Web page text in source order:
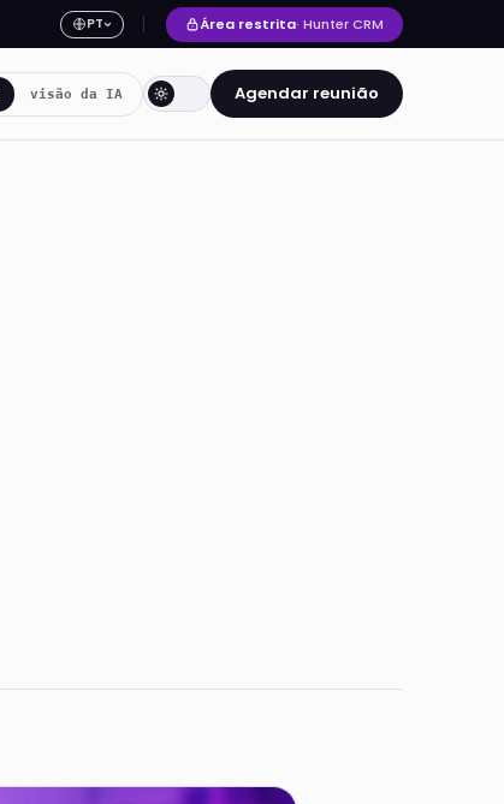
PT Área restrita· Hunter CRM
visão da IA Agendar reunião